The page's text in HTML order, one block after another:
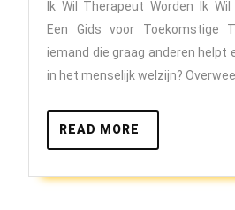
Ik
Alles
Over
Therapeut
Ik Wil Therapeut Worden Ik
Een Gids voor Toekomstige
iemand die graag anderen helpt
in het menselijk welzijn?
READ MORE
MORE